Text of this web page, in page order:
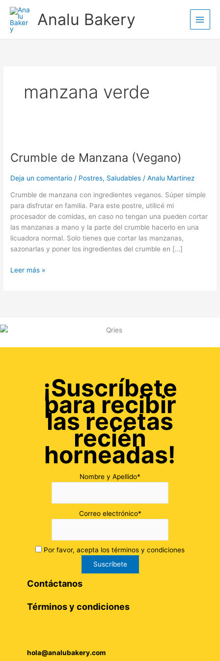
contenido
Analu Bakery
manzana verde
Crumble de Manzana (Vegano)
Deja un comentario / Postres, Saludables /Analu Martinez
Crumble de manzana con ingredientes veganos. Súper simple
para disfrutar en familia. Para este postre, utilicé mi
procesador de comidas, en caso no tengan una pueden cortar
las manzanas a mano y la parte del crumble hacerlo en una
licuadora normal. Solo tienes que cortar las manzanas,
sazonarlas y poner los ingredientes del crumble en […]
Manzana
Leer más »
¡Suscríbete
para recibir
las recetas
recién
horneadas!
Nombre y Apellido*
Correo electrónico*
Por favor, acepta los términos y condiciones
Contáctanos
Términos y condiciones
hola@analubakery.com